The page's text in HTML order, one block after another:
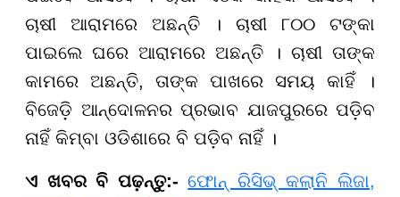
ଚାଷୀ ଆରାମରେ ଅଛନ୍ତି । ଚାଷୀ ୮୦୦ ଟଙ୍କା
ପାଇଲେ ଘରେ ଆରାମରେ ଅଛନ୍ତି । ଚାଷୀ ତାଙ୍କ
କାମରେ ଅଛନ୍ତି, ତାଙ୍କ ପାଖରେ ସମୟ କାହିଁ ।
ବିଜେଡ଼ି ଆନ୍ଦୋଳନର ପ୍ରଭାବ ଯାଜପୁରରେ ପଡ଼ିବ
ନାହିଁ କିମ୍ବା ଓଡିଶାରେ ବି ପଡ଼ିବ ନାହିଁ ।
ଏ ଖବର ବି ପଢ଼ନ୍ତୁ:-ଫୋନ୍ ରିସିଭ୍ କଲାନି ଲିଜା,